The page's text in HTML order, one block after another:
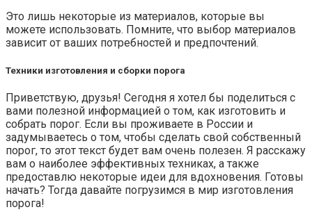
Это лишь некоторые из материалов, которые вы
можете использовать. Помните, что выбор материалов
зависит от ваших потребностей и предпочтений.
Техники изготовления и сборки порога
Приветствую, друзья! Сегодня я хотел бы поделиться с
вами полезной информацией о том, как изготовить и
собрать порог. Если вы проживаете в России и
задумываетесь о том, чтобы сделать свой собственный
порог, то этот текст будет вам очень полезен. Я расскажу
вам о наиболее эффективных техниках, а также
предоставлю некоторые идеи для вдохновения. Готовы
начать? Тогда давайте погрузимся в мир изготовления
порога!